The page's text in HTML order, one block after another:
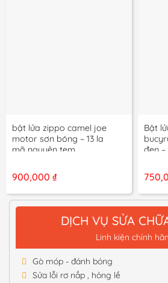
bật lửa zippo camel joe
motor sơn bóng – 13 la
mã nguyên tem
900,000 ₫
Bật
đen –
DỊCH VỤ SỬA
Linh kiện chính
Gò móp - đánh bóng
Sửa lỗi rơ nắp , hỏng lề